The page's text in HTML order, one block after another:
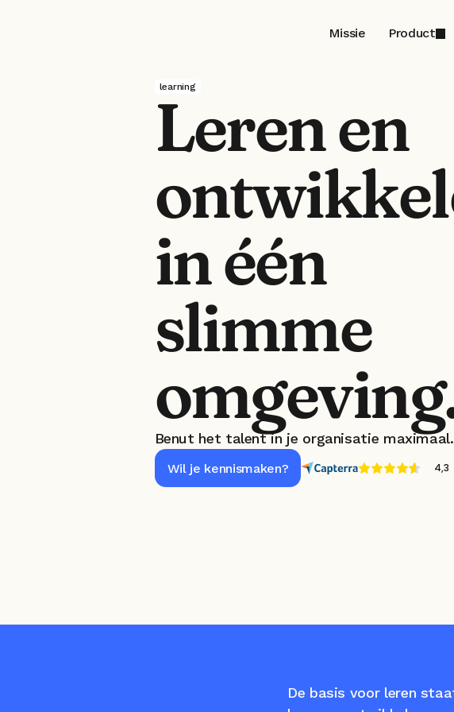
learning
Leren en
in één
slimme
Benut het talent in je organisatie maximaal.
Wil je kennismaken? 4,3
De basis voor leren
Missie Product